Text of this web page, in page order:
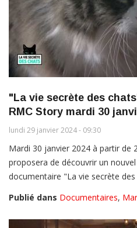
"La vie secrète des
RMC Story mardi 30
lundi 29 janvier 2024 - 09:30
Mardi 30 janvier 2024 à partir de
proposera de découvrir un
documentaire "La vie secrète des
Publié dans Documentaires,